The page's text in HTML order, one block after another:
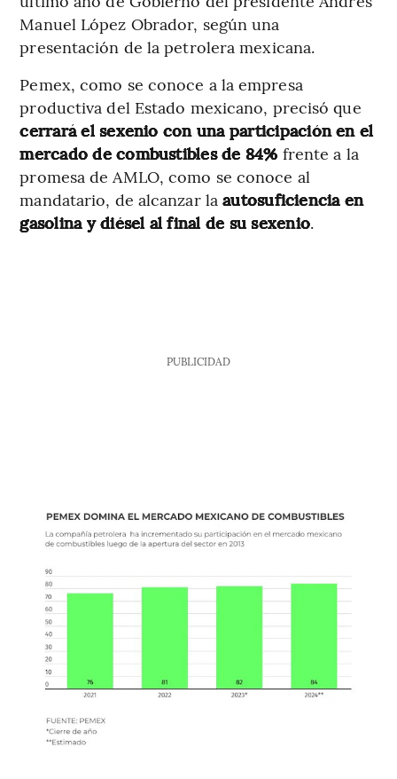
Manuel López Obrador, según una
presentación de la petrolera mexicana.
Pemex, como se conoce a la empresa
productiva del Estado mexicano, precisó que
cerrará el sexenio con una participación en el
mercado de combustibles de 84% frente a la
promesa de AMLO, como se conoce al
mandatario, de alcanzar laautosuficiencia en
gasolina y diésel al final de su sexenio.
PUBLICIDAD